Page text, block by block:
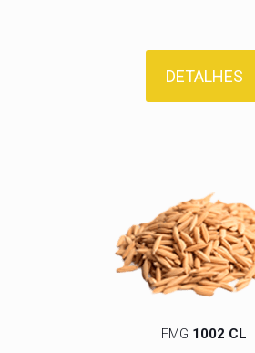
DETALHES
FMG 1002 CL